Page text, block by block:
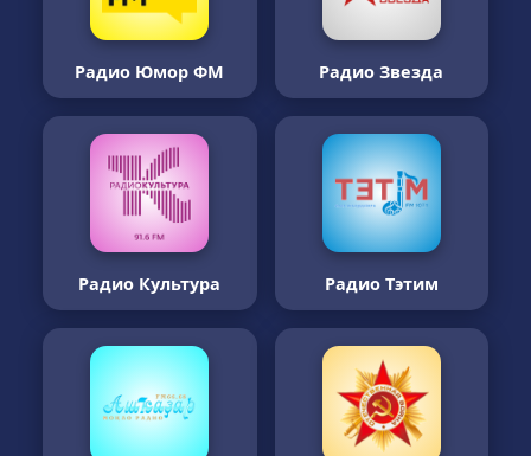
Радио Юмор ФМ Радио Звезда
Радио Культура Радио Тэтим